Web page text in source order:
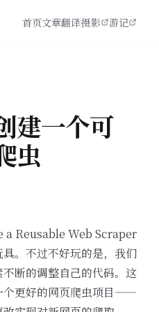
首页文章翻译摄影 游记
建一个可
虫
a Reusable Web Scraper
。不过不好玩的是，我们
断的调整自己的代码。这
个更好的网页爬虫项目——